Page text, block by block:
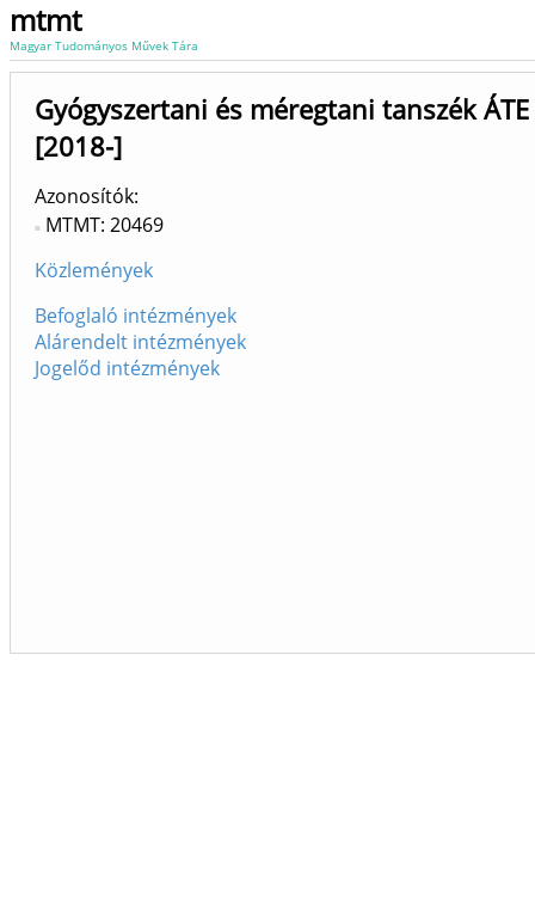
mtmt
Magyar Tudományos Művek Tára
Gyógyszertani és méregtani tanszék ÁTE
[2018-]
Azonosítók
MTMT: 20469
Közlemények
Befoglaló intézmények
Alárendelt intézmények
Jogelőd intézmények